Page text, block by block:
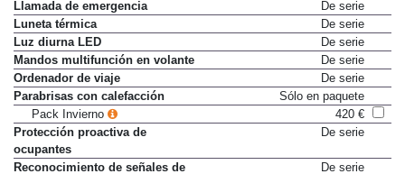
Limitador de velocidad
De serie
Llamada de emergencia
De serie
Luneta térmica
De serie
Luz diurna LED
De serie
Mandos multifunción en volante
De serie
Ordenador de viaje
De serie
Parabrisas con calefacción
Sólo en paquete
Pack Invierno
420 €
Protección proactiva de
ocupantes